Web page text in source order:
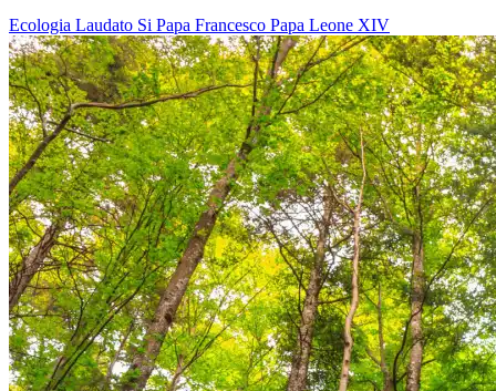
Ecologia Laudato Si Papa Francesco Papa Leone XIV